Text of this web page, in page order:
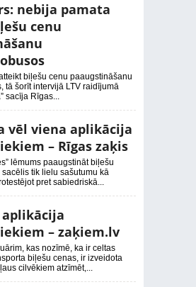
nebija pamata
cenu
biļešu cenu paaugstināšanu
tā šorīt intervijā LTV raidījumā
sacīja Rīgas...
vēl viena aplikācija
– Rīgas zaķis
lēmums paaugstināt biļešu
tik lielu sašutumu kā
pret sabiedriskā...
– zaķiem.lv
kas nozīmē, ka ir celtas
biļešu cenas, ir izveidota
cilvēkiem atzīmēt,...